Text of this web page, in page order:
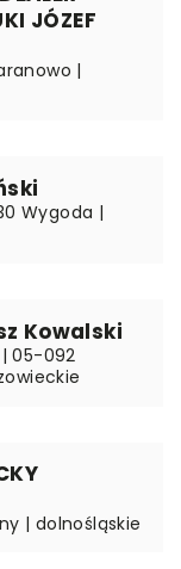
JÓZEF
|
Wygoda |
Kowalski
| 05-092
| dolnośląskie